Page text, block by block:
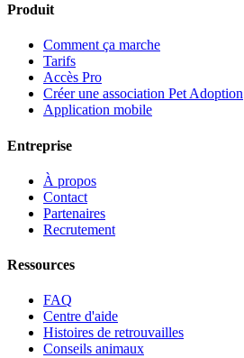
Produit
Comment ça marche
Tarifs
Accès Pro
Créer une association Pet Adoption
Application mobile
Entreprise
À propos
Contact
Partenaires
Recrutement
Ressources
FAQ
Centre d'aide
Histoires de retrouvailles
Conseils animaux